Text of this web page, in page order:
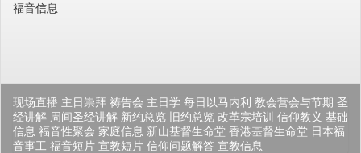
福音信息
现场直播 主日崇拜 祷告会 主日学 每日以马内利 教会营会与节期 圣
经讲解 周间圣经讲解 新约总览 旧约总览 改革宗培训 信仰教义 基础
信息 福音性聚会 家庭信息 新山基督生命堂 香港基督生命堂 日本福
音事工 福音短片 宣教短片 信仰问题解答 宣教信息